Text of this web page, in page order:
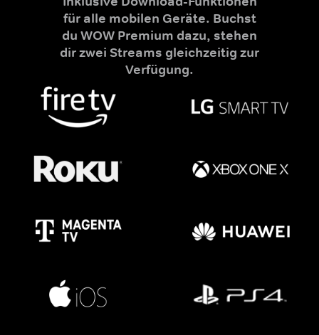
für alle mobilen Geräte. Buchst
du WOW Premium dazu, stehen
dir zwei Streams gleichzeitig zur
Verfügung.